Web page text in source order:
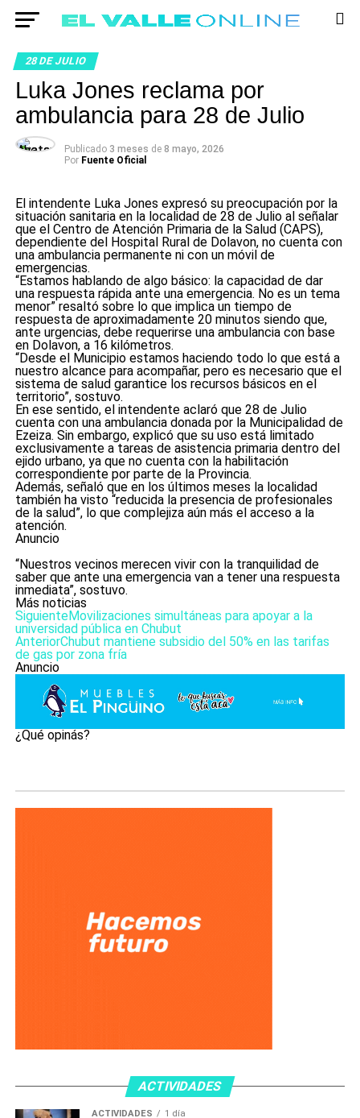
28 DE JULIO
Luka Jones reclama por
ambulancia para 28 de Julio
Publicado 3 meses de 8 mayo, 2026
Por Fuente Oficial
El intendente Luka Jones expresó su preocupación por la
situación sanitaria en la localidad de 28 de Julio al señalar
que el Centro de Atención Primaria de la Salud (CAPS),
dependiente del Hospital Rural de Dolavon, no cuenta con
una ambulancia permanente ni con un móvil de
emergencias.
“Estamos hablando de algo básico: la capacidad de dar
una respuesta rápida ante una emergencia. No es un tema
menor” resaltó sobre lo que implica un tiempo de
respuesta de aproximadamente 20 minutos siendo que,
ante urgencias, debe requerirse una ambulancia con base
en Dolavon, a 16 kilómetros.
“Desde el Municipio estamos haciendo todo lo que está a
nuestro alcance para acompañar, pero es necesario que el
sistema de salud garantice los recursos básicos en el
territorio”, sostuvo.
En ese sentido, el intendente aclaró que 28 de Julio
cuenta con una ambulancia donada por la Municipalidad de
Ezeiza. Sin embargo, explicó que su uso está limitado
exclusivamente a tareas de asistencia primaria dentro del
ejido urbano, ya que no cuenta con la habilitación
correspondiente por parte de la Provincia.
Además, señaló que en los últimos meses la localidad
también ha visto “reducida la presencia de profesionales
de la salud”, lo que complejiza aún más el acceso a la
atención.
Anuncio
“Nuestros vecinos merecen vivir con la tranquilidad de
saber que ante una emergencia van a tener una respuesta
inmediata”, sostuvo.
Más noticias
SiguienteMovilizaciones simultáneas para apoyar a la
universidad pública en Chubut
AnteriorChubut mantiene subsidio del 50% en las tarifas
de gas por zona fría
Anuncio
¿Qué opinás?
ACTIVIDADES
ACTIVIDADES 1 día